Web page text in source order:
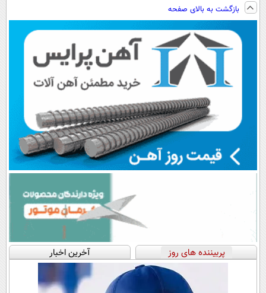
بازگشت به بالای صفحه
پربیننده های روز آخرین اخبار